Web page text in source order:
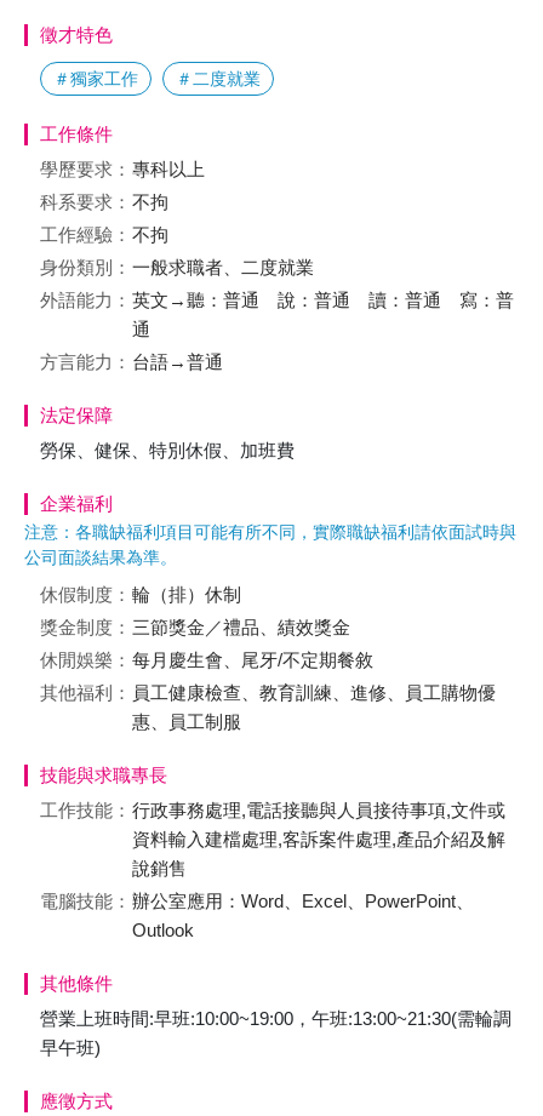
徵才特色
＃獨家工作 ＃二度就業
工作條件
學歷要求： 專科以上
科系要求： 不拘
工作經驗： 不拘
身份類別： 一般求職者、二度就業
外語能力： 英文→聽：普通 說：普通 讀：普通 寫：普
通
方言能力： 台語→普通
法定保障
勞保、健保、特別休假、加班費
企業福利
注意：各職缺福利項目可能有所不同，實際職缺福利請依面試時與
公司面談結果為準。
休假制度： 輪（排）休制
獎金制度： 三節獎金／禮品、績效獎金
休閒娛樂： 每月慶生會、尾牙/不定期餐敘
其他福利： 員工健康檢查、教育訓練、進修、員工購物優
惠、員工制服
技能與求職專長
工作技能： 行政事務處理,電話接聽與人員接待事項,文件或
資料輸入建檔處理,客訴案件處理,產品介紹及解
說銷售
電腦技能： 辦公室應用：Word、Excel、PowerPoint、
Outlook
其他條件
營業上班時間:早班:10:00~19:00，午班:13:00~21:30(需輪調
早午班)
應徵方式